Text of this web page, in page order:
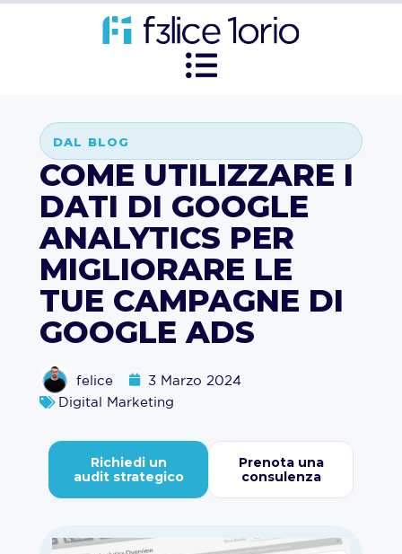
DAL BLOG
COME UTILIZZARE I
DATI DI GOOGLE
ANALYTICS PER
MIGLIORARE LE
TUE CAMPAGNE DI
GOOGLE ADS
felice
3 Marzo 2024
Digital Marketing
Richiedi un
audit strategico
Prenota una
consulenza